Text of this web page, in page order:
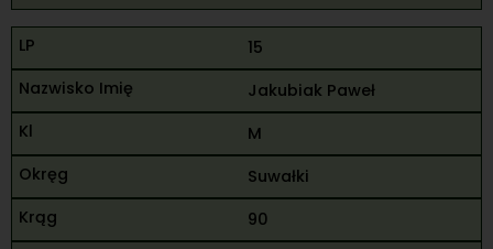
15
Jakubiak Paweł
M
Suwałki
90